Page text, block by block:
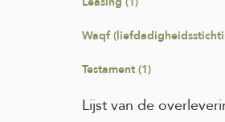
Waqf
Testament (1)
Lijst van de